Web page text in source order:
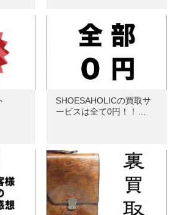
SHOESAHOLICの買取サ
ービスは全て0円！！…